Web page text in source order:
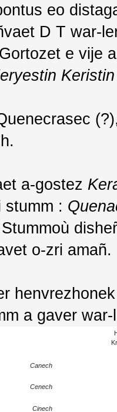
eo
D T war-
e vije
Keristin
a-gostez
stumm :
o-zri amañ.
a gaver
Canech
Cenech
Cinech